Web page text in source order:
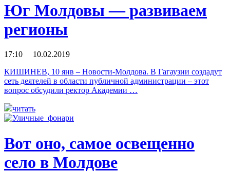
Юг Молдовы — развиваем
регионы
17:10 10.02.2019
КИШИНЕВ, 10 янв – Новости-Молдова. В Гагаузии создадут
сеть деятелей в области публичной администрации – этот
вопрос обсудили ректор Академии …
читать
Вот оно, самое освещенно
село в Молдове